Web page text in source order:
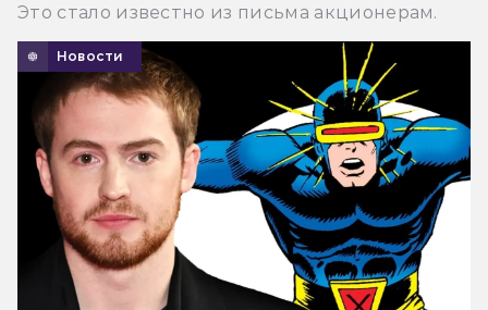
Это стало известно из письма акционерам.
Новости